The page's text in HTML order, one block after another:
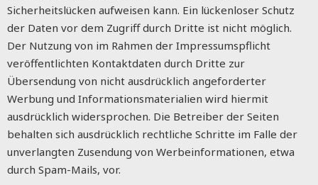
Sicherheitslücken aufweisen kann. Ein lückenloser Schutz
der Daten vor dem Zugriff durch Dritte ist nicht möglich.
Der Nutzung von im Rahmen der Impressumspflicht
veröffentlichten Kontaktdaten durch Dritte zur
Übersendung von nicht ausdrücklich angeforderter
Werbung und Informationsmaterialien wird hiermit
ausdrücklich widersprochen. Die Betreiber der Seiten
behalten sich ausdrücklich rechtliche Schritte im Falle der
unverlangten Zusendung von Werbeinformationen, etwa
durch Spam-Mails, vor.